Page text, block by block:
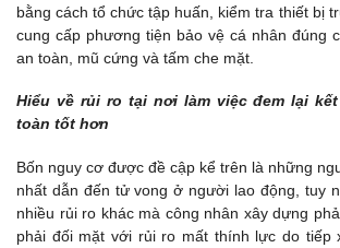
bằng cách tổ chức tập huấn, kiểm tra thiết bị
cung cấp phương tiện bảo vệ cá nhân đúng
an toàn, mũ cứng và tấm che mặt.
Hiểu về rủi ro tại nơi làm việc đem lại
toàn tốt hơn
Bốn nguy cơ được đề cập kể trên là những
nhất dẫn đến tử vong ở người lao động, tuy
nhiều rủi ro khác mà công nhân xây dựng
phải đối mặt với rủi ro mất thính lực do tiếp